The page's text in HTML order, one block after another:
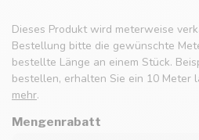
Dieses Produkt wird meterweise
Bestellung bitte die gewünschte
bestellte Länge an einem Stück.
bestellen, erhalten Sie ein 10 Meter
mehr.
Mengenrabatt